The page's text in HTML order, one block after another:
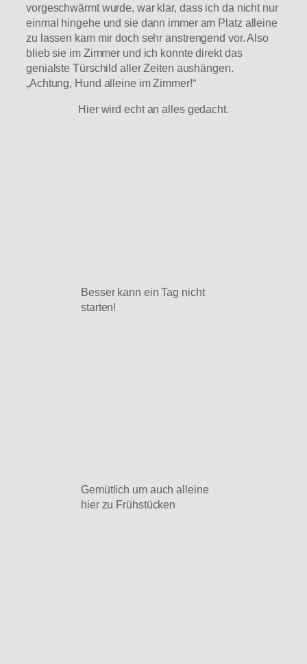
vorgeschwärmt wurde, war klar, dass ich da nicht nur
einmal hingehe und sie dann immer am Platz alleine
zu lassen kam mir doch sehr anstrengend vor. Also
blieb sie im Zimmer und ich konnte direkt das
genialste Türschild aller Zeiten aushängen.
„Achtung, Hund alleine im Zimmer!“
Hier wird echt an alles gedacht.
Besser kann ein Tag nicht
starten!
Gemütlich um auch alleine
hier zu Frühstücken